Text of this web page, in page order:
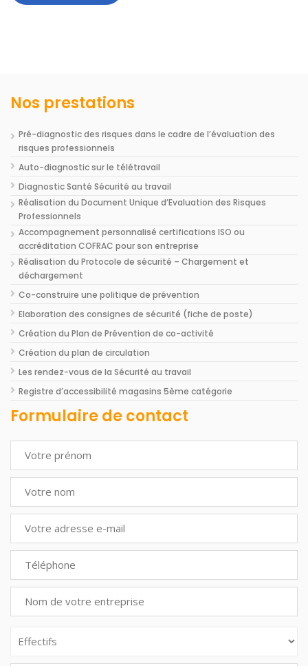
Nos prestations
Pré-diagnostic des risques dans le cadre de l’évaluation des
risques professionnels
Auto-diagnostic sur le télétravail
Diagnostic Santé Sécurité au travail
Réalisation du Document Unique d’Evaluation des Risques
Professionnels
Accompagnement personnalisé certifications ISO ou
accréditation COFRAC pour son entreprise
Réalisation du Protocole de sécurité – Chargement et
déchargement
Co-construire une politique de prévention
Elaboration des consignes de sécurité (fiche de poste)
Création du Plan de Prévention de co-activité
Création du plan de circulation
Les rendez-vous de la Sécurité au travail
Registre d’accessibilité magasins 5ème catégorie
Formulaire de contact